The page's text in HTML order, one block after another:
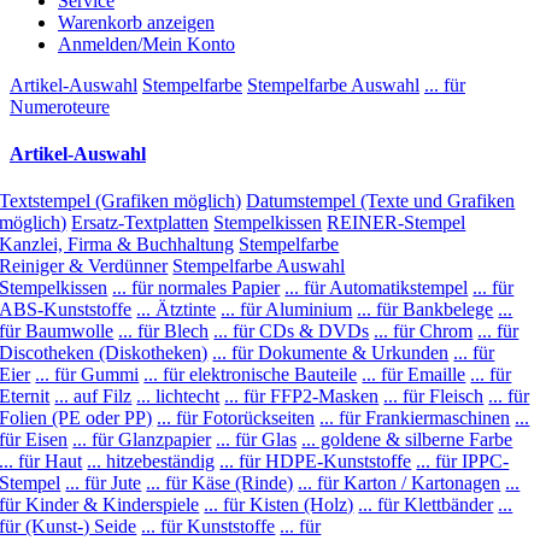
Warenkorb anzeigen
Anmelden/Mein Konto
Artikel-Auswahl Stempelfarbe Stempelfarbe Auswahl ... für
Numeroteure
Artikel-Auswahl
Textstempel (Grafiken möglich) Datumstempel (Texte und Grafiken
möglich) Ersatz-Textplatten Stempelkissen REINER-Stempel
Kanzlei, Firma & Buchhaltung Stempelfarbe
Reiniger & Verdünner Stempelfarbe Auswahl
Stempelkissen ... für normales Papier ... für Automatikstempel ... für
ABS-Kunststoffe ... Ätztinte ... für Aluminium ... für Bankbelege ...
für Baumwolle ... für Blech ... für CDs & DVDs ... für Chrom ... für
Discotheken (Diskotheken) ... für Dokumente & Urkunden ... für
Eier ... für Gummi ... für elektronische Bauteile ... für Emaille ... für
Eternit ... auf Filz ... lichtecht ... für FFP2-Masken ... für Fleisch ... für
Folien (PE oder PP) ... für Fotorückseiten ... für Frankiermaschinen ...
für Eisen ... für Glanzpapier ... für Glas ... goldene & silberne Farbe
... für Haut ... hitzebeständig ... für HDPE-Kunststoffe ... für IPPC-
Stempel ... für Jute ... für Käse (Rinde) ... für Karton / Kartonagen ...
für Kinder & Kinderspiele ... für Kisten (Holz) ... für Klettbänder ...
für (Kunst-) Seide ... für Kunststoffe ... für